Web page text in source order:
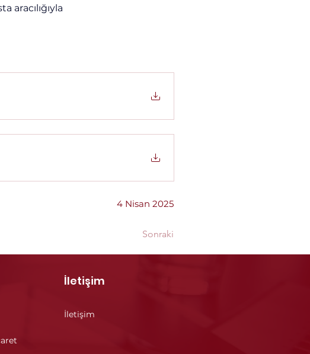
aracılığıyla
4 Nisan 2025
Sonraki
İletişim
İletişim